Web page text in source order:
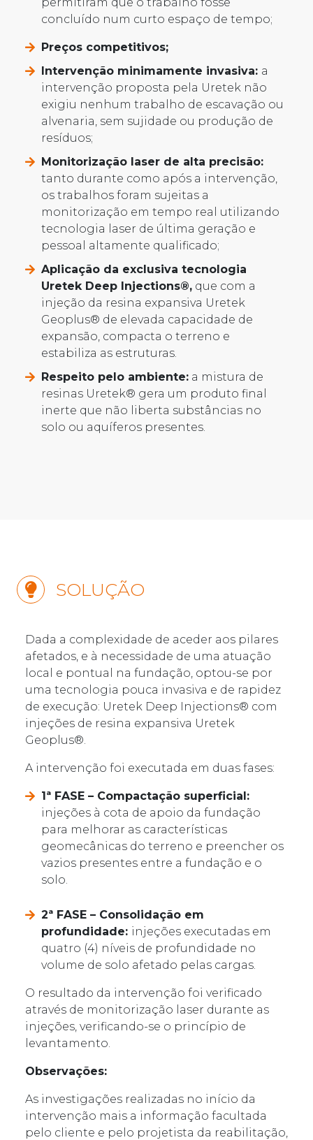
concluído num curto espaço de tempo;
Preços competitivos;
Intervenção minimamente invasiva: a
intervenção proposta pela Uretek não
exigiu nenhum trabalho de escavação ou
alvenaria, sem sujidade ou produção de
resíduos;
Monitorização laser de alta precisão:
tanto durante como após a intervenção,
os trabalhos foram sujeitas a
monitorização em tempo real utilizando
tecnologia laser de última geração e
pessoal altamente qualificado;
Aplicação da exclusiva tecnologia
Uretek Deep Injections®, que com a
injeção da resina expansiva Uretek
Geoplus® de elevada capacidade de
expansão, compacta o terreno e
estabiliza as estruturas.
Respeito pelo ambiente: a mistura de
resinas Uretek® gera um produto final
inerte que não liberta substâncias no
solo ou aquíferos presentes.
SOLUÇÃO
Dada a complexidade de aceder aos pilares
afetados, e à necessidade de uma atuação
local e pontual na fundação, optou-se por
uma tecnologia pouca invasiva e de rapidez
de execução: Uretek Deep Injections® com
injeções de resina expansiva Uretek
Geoplus®.
A intervenção foi executada em duas fases:
1ª FASE – Compactação superficial:
injeções à cota de apoio da fundação
para melhorar as características
geomecânicas do terreno e preencher os
vazios presentes entre a fundação e o
solo.
2ª FASE – Consolidação em
profundidade: injeções executadas em
quatro (4) níveis de profundidade no
volume de solo afetado pelas cargas.
O resultado da intervenção foi verificado
através de monitorização laser durante as
injeções, verificando-se o princípio de
levantamento.
Observações:
As investigações realizadas no início da
intervenção mais a informação facultada
pelo cliente e pelo projetista da reabilitação,